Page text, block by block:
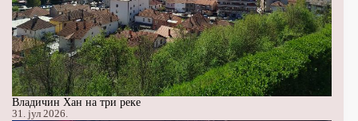
Владичин Хан на три реке
31. јул 2026.